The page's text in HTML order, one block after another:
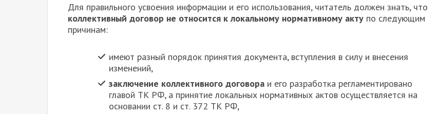
Для правильного усвоения информации и его использования, читатель должен знать, что
коллективный договор не относится к локальному нормативному акту по следующим
причинам:
имеют разный порядок принятия документа, вступления в силу и внесения
изменений,
заключение коллективного договора и его разработка регламентировано
главой ТК РФ, а принятие локальных нормативных актов осуществляется на
основании ст. 8 и ст. 372 ТК РФ,